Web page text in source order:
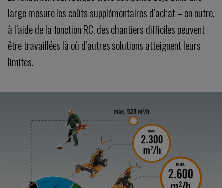
large mesure les coûts supplémentaires d’achat – en outre,
à l’aide de la fonction RC, des chantiers difficiles peuvent
être travaillées là où d’autres solutions atteignent leurs
limites.